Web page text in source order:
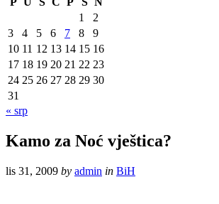
1
2
3
4 5 6 7 8
9
10 11 12 13 14 15 16
17 18 19 20 21 22 23
24 25 26 27 28 29 30
31
« srp
Kamo za Noć vještica?
lis 31, 2009 by admin in BiH